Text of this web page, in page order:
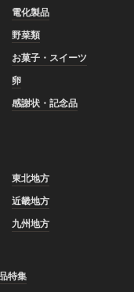
電化製品
野菜類
お菓子・スイーツ
卵
感謝状・記念品
東北地方
近畿地方
九州地方
特集